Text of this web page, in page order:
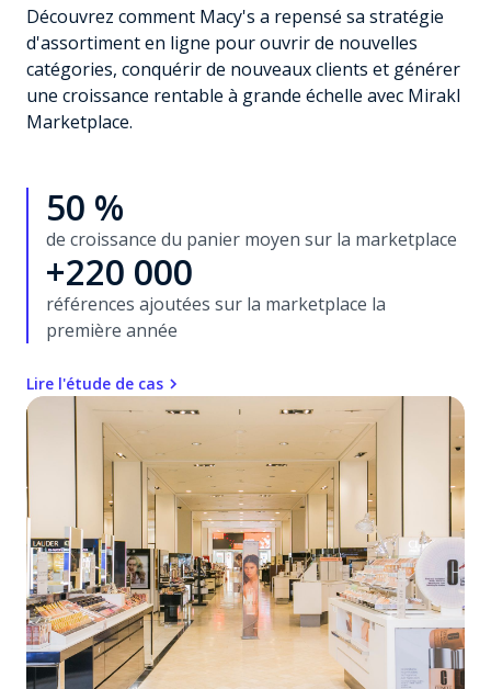
Découvrez comment Macy's a repensé sa stratégie
d'assortiment en ligne pour ouvrir de nouvelles
catégories, conquérir de nouveaux clients et générer
une croissance rentable à grande échelle avec Mirakl
Marketplace.
50 %
de croissance du panier moyen sur la marketplace
+220 000
références ajoutées sur la marketplace la
première année
Lire l'étude de cas